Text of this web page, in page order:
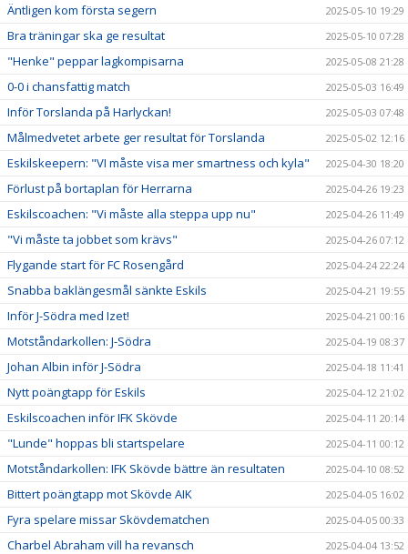
Äntligen kom första segern 2025-05-10 19:29
Bra träningar ska ge resultat 2025-05-10 07:28
"Henke" peppar lagkompisarna 2025-05-08 21:28
0-0 i chansfattig match 2025-05-03 16:49
Inför Torslanda på Harlyckan! 2025-05-03 07:48
Målmedvetet arbete ger resultat för Torslanda 2025-05-02 12:16
Eskilskeepern: "VI måste visa mer smartness och kyla" 2025-04-30 18:20
Förlust på bortaplan för Herrarna 2025-04-26 19:23
Eskilscoachen: "Vi måste alla steppa upp nu" 2025-04-26 11:49
"Vi måste ta jobbet som krävs" 2025-04-26 07:12
Flygande start för FC Rosengård 2025-04-24 22:24
Snabba baklängesmål sänkte Eskils 2025-04-21 19:55
Inför J-Södra med Izet! 2025-04-21 00:16
Motståndarkollen: J-Södra 2025-04-19 08:37
Johan Albin inför J-Södra 2025-04-18 11:41
Nytt poängtapp för Eskils 2025-04-12 21:02
Eskilscoachen inför IFK Skövde 2025-04-11 20:14
"Lunde" hoppas bli startspelare 2025-04-11 00:12
Motståndarkollen: IFK Skövde bättre än resultaten 2025-04-10 08:52
Bittert poängtapp mot Skövde AIK 2025-04-05 16:02
Fyra spelare missar Skövdematchen 2025-04-05 00:33
Charbel Abraham vill ha revansch 2025-04-04 13:52